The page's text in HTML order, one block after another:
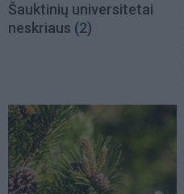
Šauktinių universitetai
neskriaus (2)